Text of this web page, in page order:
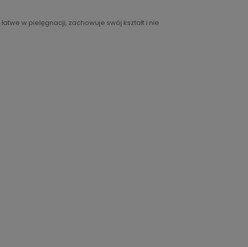
w pielęgnacji, zachowuje swój kształt i nie